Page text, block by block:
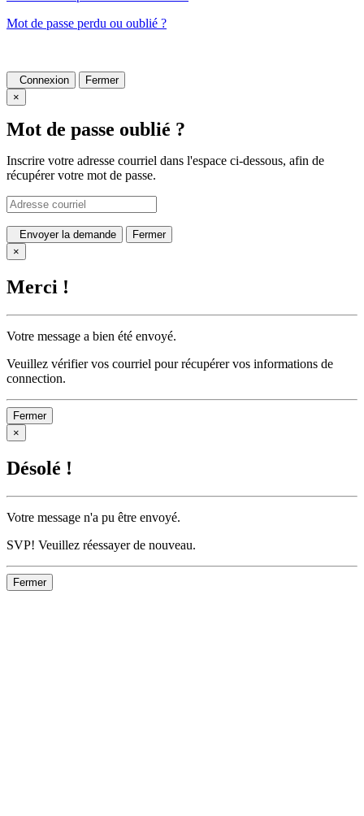
Mot de passe perdu ou oublié ?
Connexion
Fermer
×
Mot de passe oublié ?
Inscrire votre adresse courriel dans l'espace ci-dessous, afin de
récupérer votre mot de passe.
Envoyer la demande
Fermer
×
Merci !
Votre message a bien été envoyé.
Veuillez vérifier vos courriel pour récupérer vos informations de
connection.
Fermer
×
Désolé !
Votre message n'a pu être envoyé.
SVP! Veuillez réessayer de nouveau.
Fermer